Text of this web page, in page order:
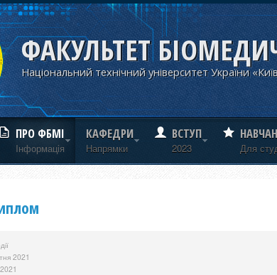
ФАКУЛЬТЕТ
Національний технічний університет України
ПРО ФБМІ
Iнформацiя
КАФЕДРИ
Напрямки
ВСТУП
2023 Для
2021